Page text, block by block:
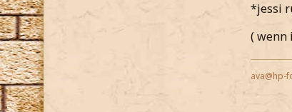
*jessi
( wenn
ava@hp-